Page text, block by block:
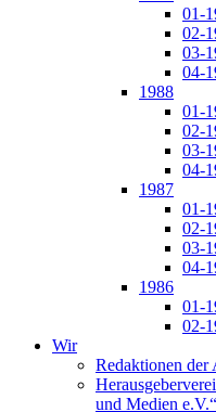
01-
02-
03-
04-
1988
01-
02-
03-
04-
1987
01-
02-
03-
04-
1986
01-
02-
Wir
Redaktionen der
und Medien e.V.“